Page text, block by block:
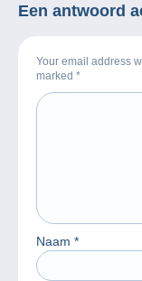
Een antwoord
Your email address
marked *
Naam *